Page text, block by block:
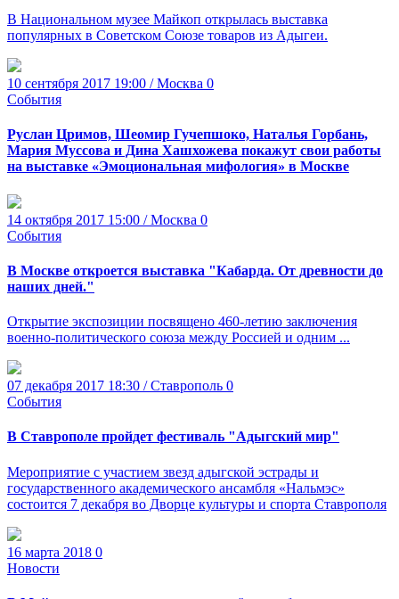
В Национальном музее Майкоп открылась выставка
популярных в Советском Союзе товаров из Адыгеи.
10 сентября 2017 19:00 / Москва 0
События
Руслан Цримов, Шеомир Гучепшоко, Наталья Горбань,
Мария Муссова и Дина Хашхожева покажут свои работы
на выставке «Эмоциональная мифология» в Москве
14 октября 2017 15:00 / Москва 0
События
В Москве откроется выставка "Кабарда. От древности до
наших дней."
Открытие экспозиции посвящено 460-летию заключения
военно-политического союза между Россией и одним ...
07 декабря 2017 18:30 / Ставрополь 0
События
В Ставрополе пройдет фестиваль "Адыгский мир"
Мероприятие с участием звезд адыгской эстрады и
государственного академического ансамбля «Нальмэс»
состоится 7 декабря во Дворце культуры и спорта Ставрополя
16 марта 2018 0
Новости